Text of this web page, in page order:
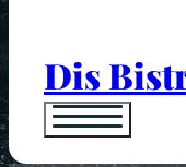
Dis